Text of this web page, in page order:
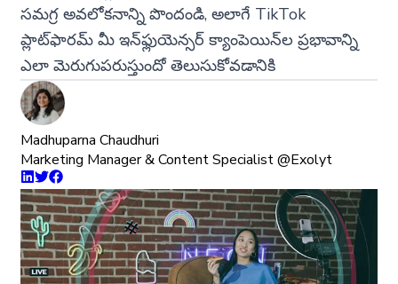
సమగ్ర అవలోకనాన్ని పొందండి, అలాగే TikTok
ప్లాట్‌ఫారమ్ మీ ఇన్‌ఫ్లుయెన్సర్ క్యాంపెయిన్‌ల ప్రభావాన్ని
ఎలా మెరుగుపరుస్తుందో తెలుసుకోవడానికి
Madhuparna Chaudhuri
Marketing Manager & Content Specialist @Exolyt